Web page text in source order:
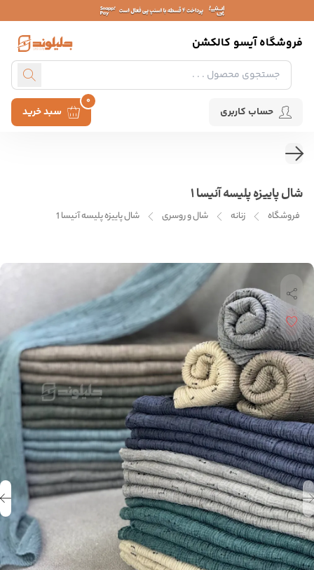
فروشگاه آیسو کالکشن
حساب کاربری سبد خرید
0
شال پاییزه پلیسه آنیسا 1
فروشگاه زنانه شال و روسری شال پاییزه پلیسه آنیسا 1